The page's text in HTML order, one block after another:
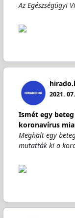
Az Egészségügyi
2021.
Ismét egy
koronavírus
Meghalt egy
mutatták ki a